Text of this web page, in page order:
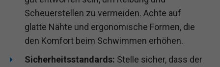
Scheuerstellen zu vermeiden. Achte auf
glatte Nähte und ergonomische Formen, die
den Komfort beim Schwimmen erhöhen.
Sicherheitsstandards: Stelle sicher, dass der